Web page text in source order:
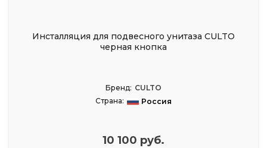
Инсталляция для подвесного унитаза CULTO
черная кнопка
Бренд: CULTO
Страна:
Россия
10 100 руб.